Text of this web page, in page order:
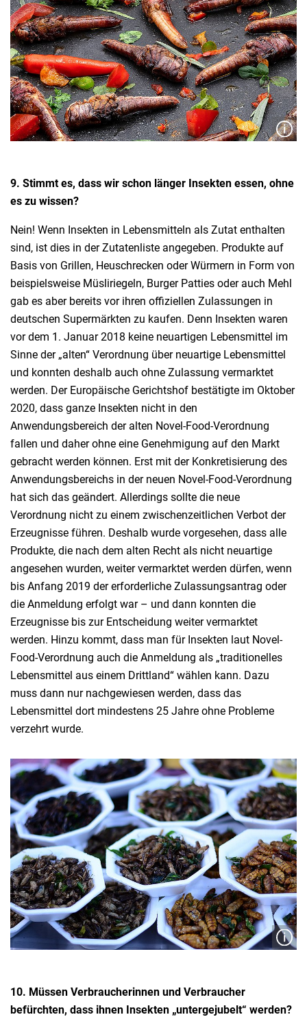
9. Stimmt es, dass wir schon länger Insekten essen, ohne
es zu wissen?
Nein! Wenn Insekten in Lebensmitteln als Zutat enthalten
sind, ist dies in der Zutatenliste angegeben. Produkte auf
Basis von Grillen, Heuschrecken oder Würmern in Form von
beispielsweise Müsliriegeln, Burger Patties oder auch Mehl
gab es aber bereits vor ihren offiziellen Zulassungen in
deutschen Supermärkten zu kaufen. Denn Insekten waren
vor dem 1. Januar 2018 keine neuartigen Lebensmittel im
Sinne der „alten“ Verordnung über neuartige Lebensmittel
und konnten deshalb auch ohne Zulassung vermarktet
werden. Der Europäische Gerichtshof bestätigte im Oktober
2020, dass ganze Insekten nicht in den
Anwendungsbereich der alten Novel-Food-Verordnung
fallen und daher ohne eine Genehmigung auf den Markt
gebracht werden können. Erst mit der Konkretisierung des
Anwendungsbereichs in der neuen Novel-Food-Verordnung
hat sich das geändert. Allerdings sollte die neue
Verordnung nicht zu einem zwischenzeitlichen Verbot der
Erzeugnisse führen. Deshalb wurde vorgesehen, dass alle
Produkte, die nach dem alten Recht als nicht neuartige
angesehen wurden, weiter vermarktet werden dürfen, wenn
bis Anfang 2019 der erforderliche Zulassungsantrag oder
die Anmeldung erfolgt war – und dann konnten die
Erzeugnisse bis zur Entscheidung weiter vermarktet
werden. Hinzu kommt, dass man für Insekten laut Novel-
Food-Verordnung auch die Anmeldung als „traditionelles
Lebensmittel aus einem Drittland“ wählen kann. Dazu
muss dann nur nachgewiesen werden, dass das
Lebensmittel dort mindestens 25 Jahre ohne Probleme
verzehrt wurde.
10. Müssen Verbraucherinnen und Verbraucher
befürchten, dass ihnen Insekten „untergejubelt“ werden?